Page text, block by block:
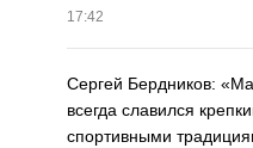
17:42
Сергей Бердников:
всегда славился
спортивными